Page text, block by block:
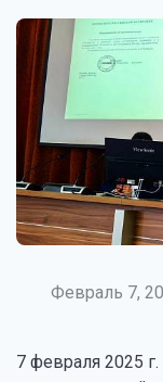
Февраль 7,
7 февраля 2025